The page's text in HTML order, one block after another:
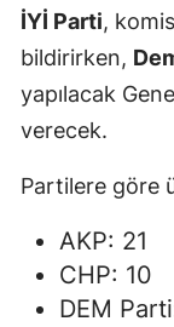
İYİ Parti,
bildirirken,
yapılacak
verecek.
Partilere göre
AKP: 21
CHP: 10
DEM